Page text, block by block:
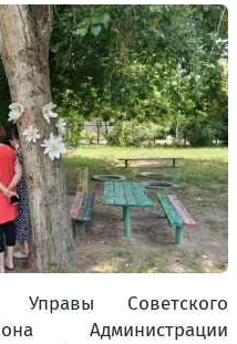
Советского
Администрации